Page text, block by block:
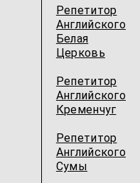
Репетитор
Английского
Белая
Церковь
Репетитор
Английского
Кременчуг
Репетитор
Английского
Сумы